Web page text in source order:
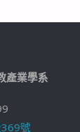
產業學系
號